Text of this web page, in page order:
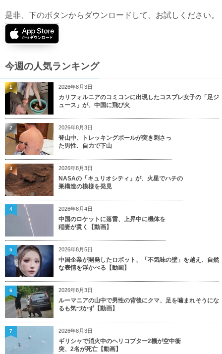
是非、下のボタンからダウンロードして、お試しください。
今週の人気ランキング
2026年8月3日
カリフォルニアのコミコンに出現したコスプレ女子の「足ジ
ュース」が、中国に飛び火
1
2026年8月3日
登山中、トレッキングポールが突き刺さっ
た男性、自力で下山
2
2026年8月3日
NASAの「キュリオシティ」が、火星でハチの
巣構造の模様を発見
3
2026年8月4日
中国のロケットに落雷、上昇中に機体を
稲妻が貫く【動画】
4
2026年8月5日
中国企業が開発したロボット、「不気味の壁」を越え、自然
な表情を浮かべる【動画】
5
2026年8月3日
ルーマニアの山中で男性の背後にクマ、足を噛まれそうにな
るも気づかず【動画】
6
2026年8月3日
ギリシャで消火中のヘリコプター2機が空中衝
突、2名が死亡【動画】
7